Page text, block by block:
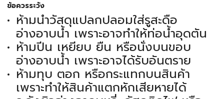
ข้อควรระวัง
ห้ามนำวัสดุแปลกปลอมใส่รูสะดือ
อ่างอาบน้ำ เพราะอาจทำให้ท่อน้ำอุดตัน
ห้ามปีน เหยียบ ยืน หรือนั่งบนขอบ
อ่างอาบน้ำ เพราะอาจได้รับอันตราย
ห้ามทุบ ตอก หรือกระแทกบนสินค้า
เพราะทำให้สินค้าแตกหักเสียหายได้